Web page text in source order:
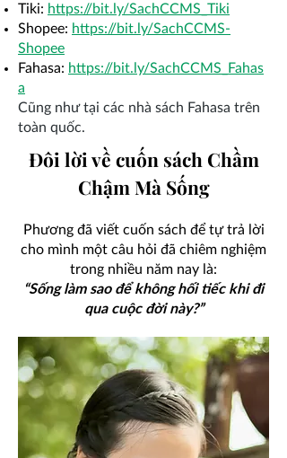
Tiki: https://bit.ly/SachCCMS_Tiki
Shopee: https://bit.ly/SachCCMS-
Shopee
Fahasa: https://bit.ly/SachCCMS_Fahas
a
​Cũng như tại các nhà sách Fahasa trên
toàn quốc.
​Đôi lời về cuốn sách Chầm
Chậm Mà Sống
Phương đã viết cuốn sách để tự trả lời
cho mình một câu hỏi đã chiêm nghiệm
trong nhiều năm nay là:
“Sống làm sao để không hối tiếc khi đi
qua cuộc đời này?”